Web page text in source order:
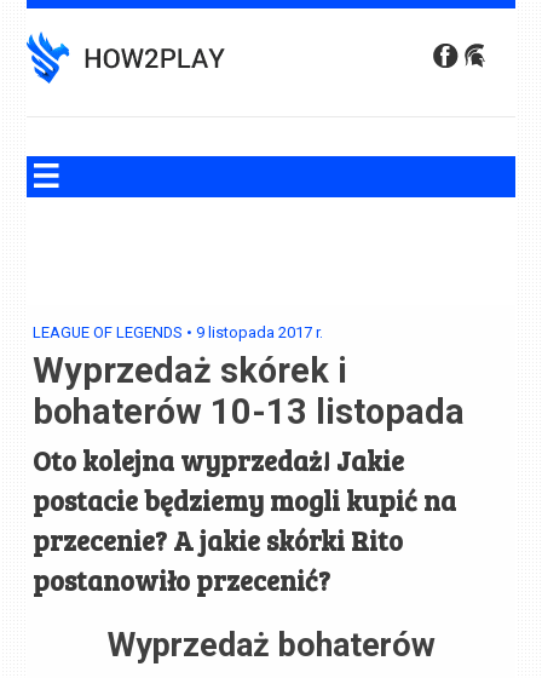
to
content
LEAGUE OF LEGENDS •9 listopada 2017 r.
Wyprzedaż skórek i
bohaterów 10-13 listopada
Oto kolejna wyprzedaż! Jakie
postacie będziemy mogli kupić na
przecenie? A jakie skórki Rito
postanowiło przecenić?
Wyprzedaż bohaterów